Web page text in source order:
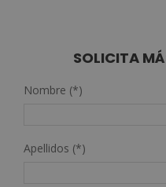
1.680,00€.420,00€.
SOLICITA
Nombre (*)
Apellidos (*)